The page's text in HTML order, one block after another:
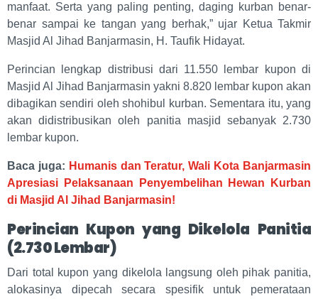
manfaat. Serta yang paling penting, daging kurban benar-
benar sampai ke tangan yang berhak,” ujar Ketua Takmir
Masjid Al Jihad Banjarmasin, H. Taufik Hidayat.
Perincian lengkap distribusi dari 11.550 lembar kupon di
Masjid Al Jihad Banjarmasin yakni 8.820 lembar kupon akan
dibagikan sendiri oleh shohibul kurban. Sementara itu, yang
akan didistribusikan oleh panitia masjid sebanyak 2.730
lembar kupon.
Baca juga: Humanis dan Teratur, Wali Kota Banjarmasin
Apresiasi Pelaksanaan Penyembelihan Hewan Kurban
di Masjid Al Jihad Banjarmasin!
Perincian Kupon yang Dikelola Panitia
(2.730 Lembar)
Dari total kupon yang dikelola langsung oleh pihak panitia,
alokasinya dipecah secara spesifik untuk pemerataan